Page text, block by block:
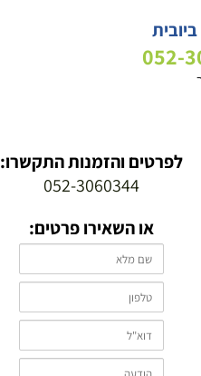
052-
לפרטים והזמנות התקשרו:
052-3060344
או השאירו פרטים: